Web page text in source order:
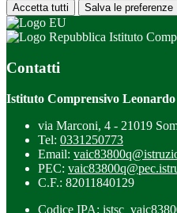
Accetta tutti Salva le preferenze
Istituto
Contatti
Istituto Comprensivo
via Marconi, 4 - 21019
Tel: 0331250773
Email:
PEC:
C.F.: 82011840129
Codice IPA: